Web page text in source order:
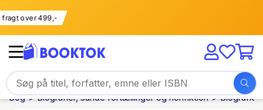
fragt over 499,-
Bog Biografier, sande fortællinger og nonfiktion Biografier